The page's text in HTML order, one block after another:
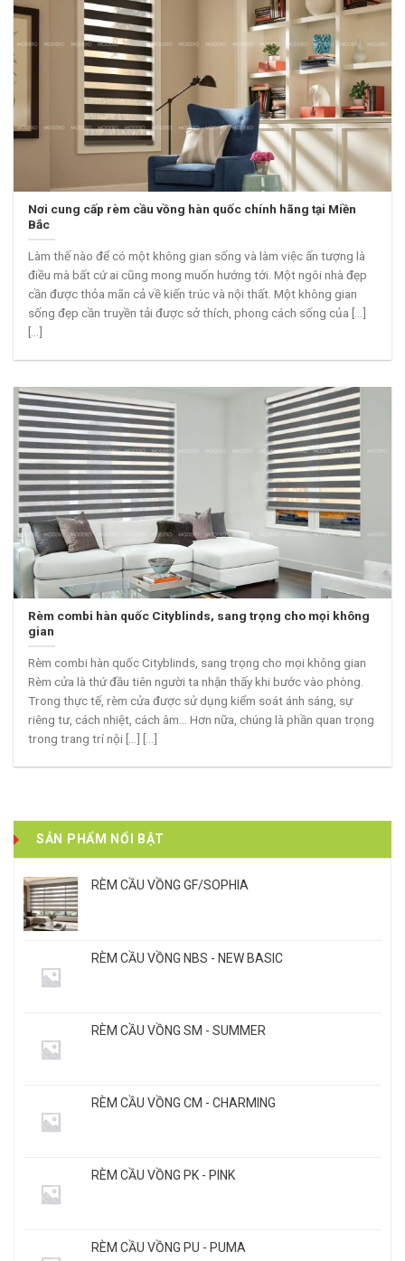
Nơi cung cấp rèm cầu vồng hàn quốc chính hãng tại Miền
Bắc
Làm thế nào để có một không gian sống và làm việc ấn tượng là
điều mà bất cứ ai cũng mong muốn hướng tới. Một ngôi nhà đẹp
cần được thỏa mãn cả về kiến trúc và nội thất. Một không gian
sống đẹp cần truyền tải được sở thích, phong cách sống của [...]
[...]
Rèm combi hàn quốc Cityblinds, sang trọng cho mọi không
gian
Rèm combi hàn quốc Cityblinds, sang trọng cho mọi không gian
Rèm cửa là thứ đầu tiên người ta nhận thấy khi bước vào phòng.
Trong thực tế, rèm cửa được sử dụng kiểm soát ánh sáng, sự
riêng tư, cách nhiệt, cách âm… Hơn nữa, chúng là phần quan trọng
trong trang trí nội [...] [...]
SẢN PHẨM NỔI BẬT
RÈM CẦU VỒNG GF/SOPHIA
RÈM CẦU VỒNG NBS - NEW BASIC
RÈM CẦU VỒNG SM - SUMMER
RÈM CẦU VỒNG CM - CHARMING
RÈM CẦU VỒNG PK - PINK
RÈM CẦU VỒNG PU - PUMA